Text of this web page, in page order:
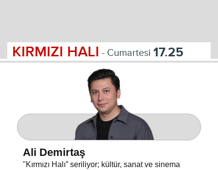
KIRMIZI HALI - Cumartesi 17.25
Ali Demirtaş
"Kırmızı Halı” seriliyor; kültür, sanat ve sinema